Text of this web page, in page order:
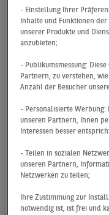
ist der häufige
eine Zusatzbelastung.
Vermietung ist in
Zeit ein Interessent
einziehen möchte?
Es gibt aber auch
kurzzeitigen
kreativen Konzepte
Aufwertung erlebten.
- Einstellung Ihrer
Inhalte und Funktionen
unserer Produkte und
anzubieten;
- Publikumsmessung:
Partnern, zu verstehen,
Anzahl der Besucher
- Personalisierte Werbung:
unseren Partnern, Ihnen
Interessen besser
- Teilen in sozialen
unseren Partnern,
Netzwerken zu teilen;
Ihre Zustimmung zur
notwendig ist, ist frei und